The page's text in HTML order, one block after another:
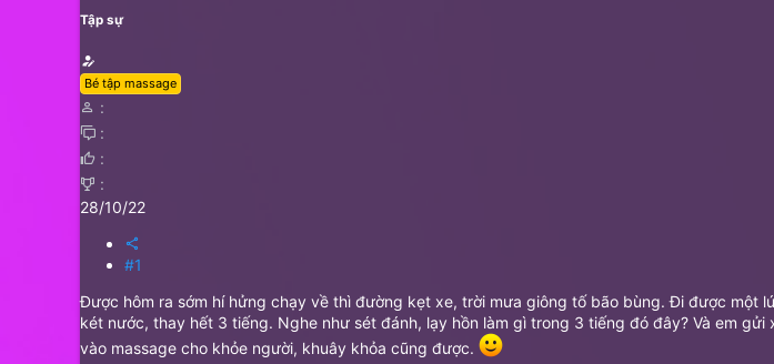
Tập sự
Bé tập massage
28/10/22
#1
Được hôm ra sớm hí hửng chạy về thì đường kẹt xe, trời mưa giông tố bão bùng. Đi được
két nước, thay hết 3 tiếng. Nghe như sét đánh, lạy hồn làm gì trong 3 tiếng đó đây? Và em
vào massage cho khỏe người, khuây khỏa cũng được.